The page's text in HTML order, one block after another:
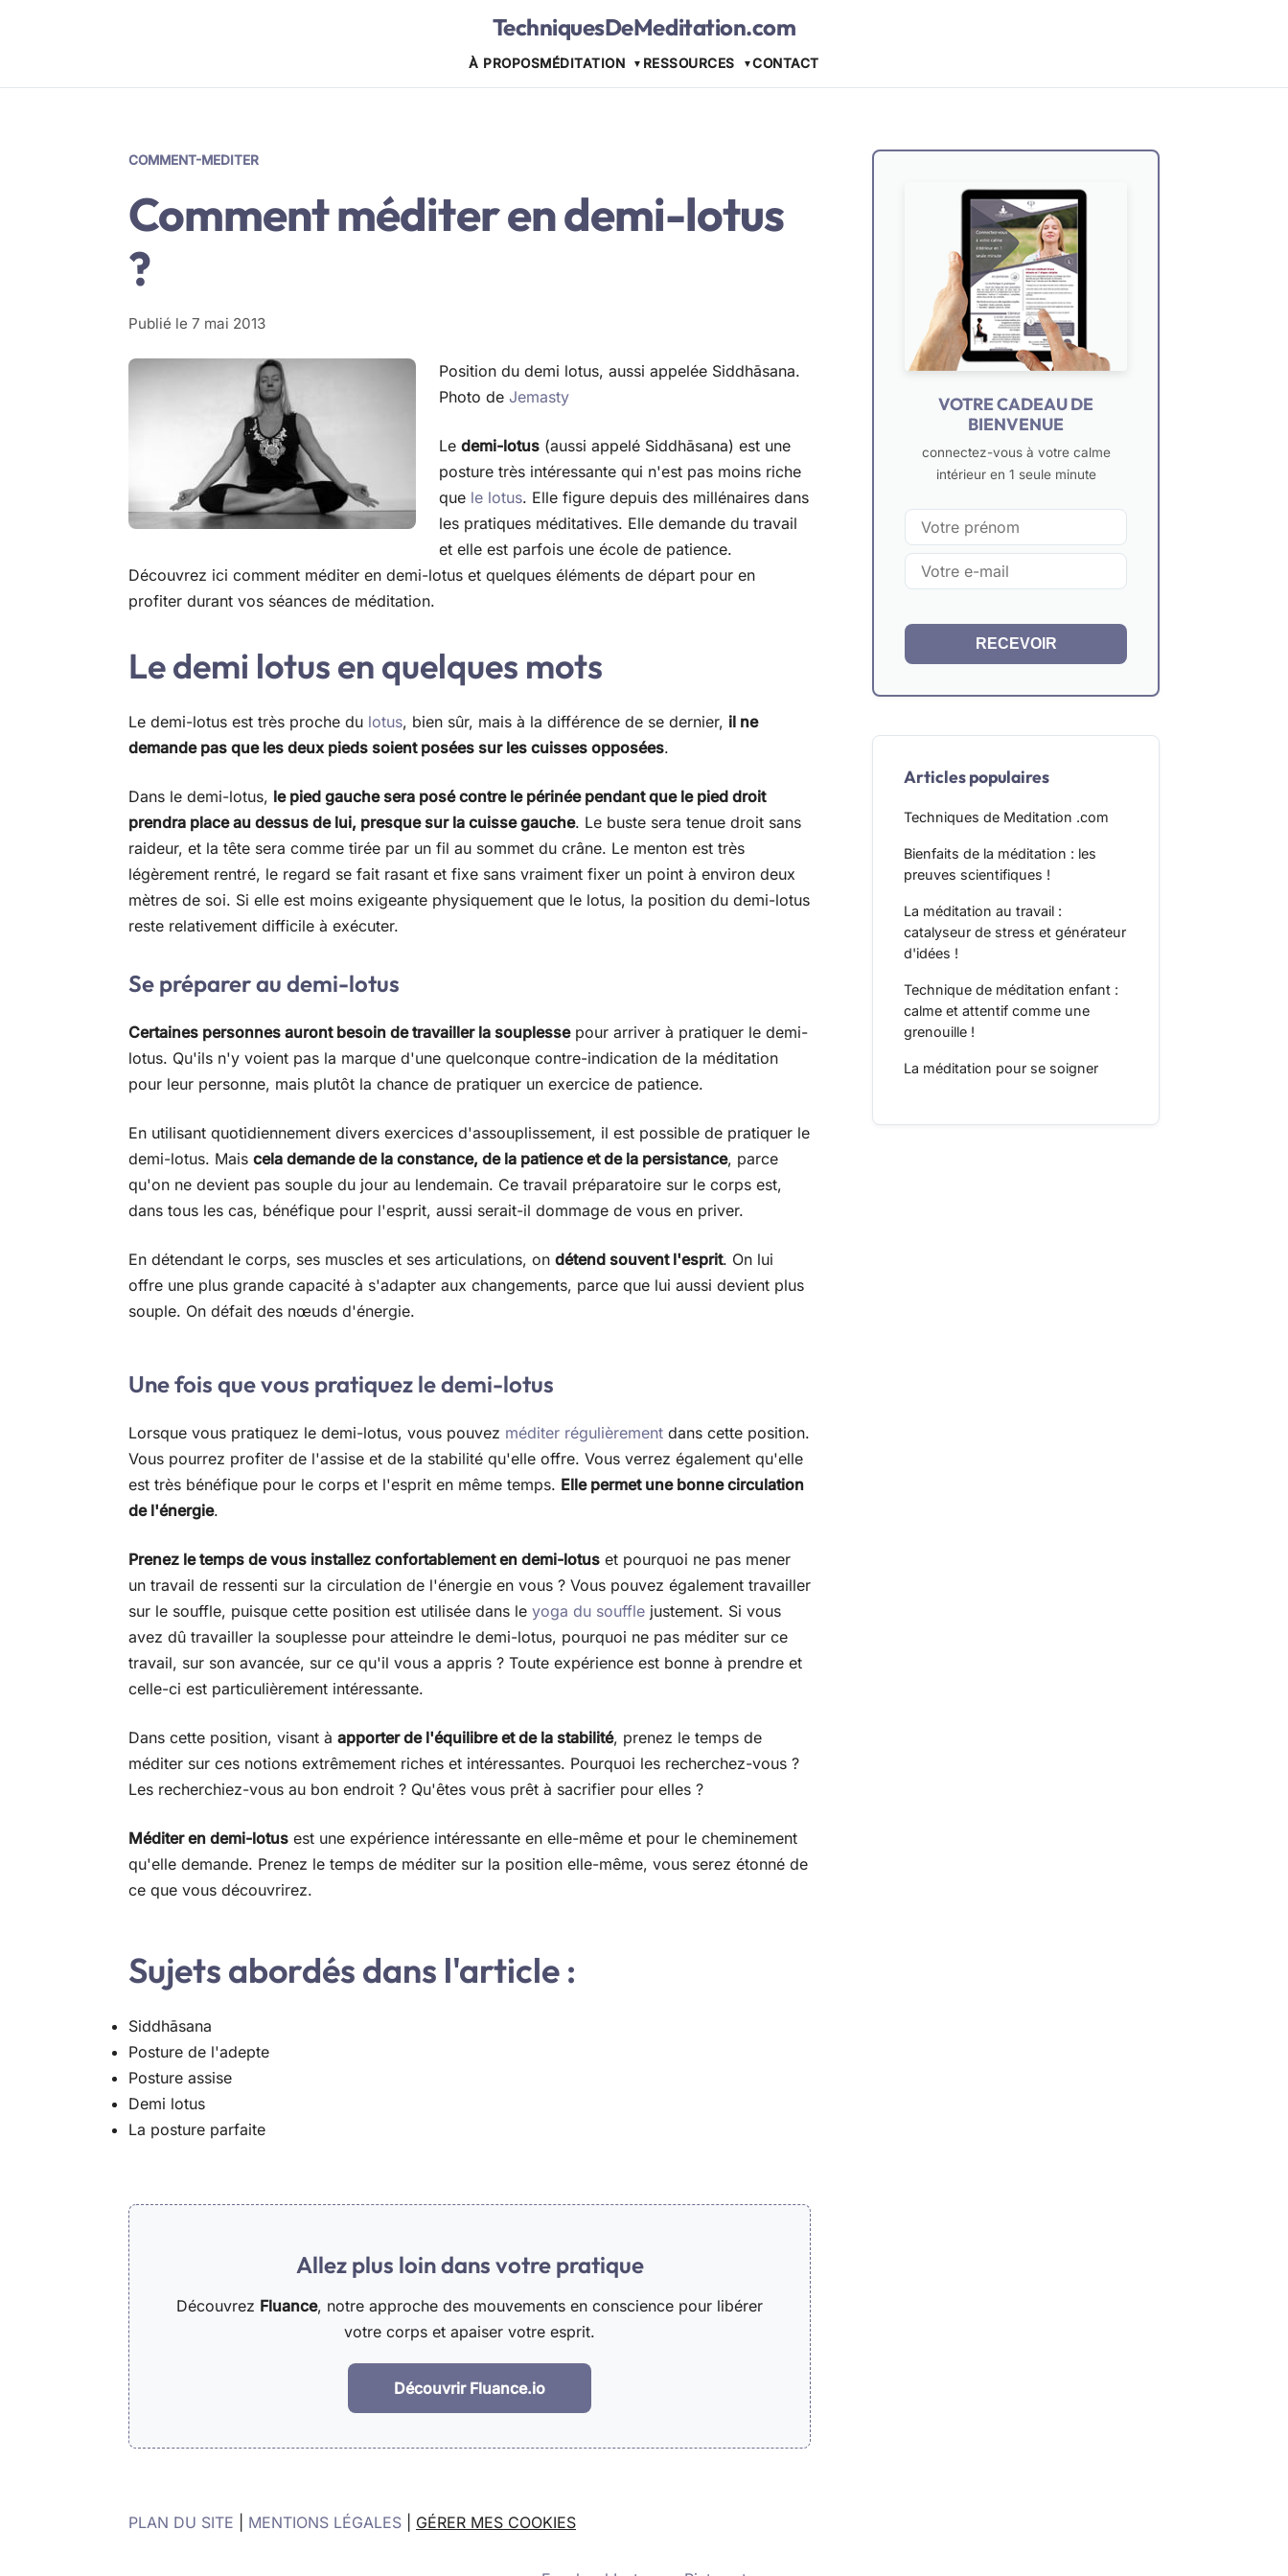
TechniquesDeMeditation.com
À PROPOSMÉDITATION RESSOURCES CONTACT
COMMENT-MEDITER
Comment méditer en demi-lotus
?
Publié le 7 mai 2013
Position du demi lotus, aussi appelée Siddhāsana.
Photo de Jemasty
Le demi-lotus (aussi appelé Siddhāsana) est une
posture très intéressante qui n'est pas moins riche
que le lotus. Elle figure depuis des millénaires dans
les pratiques méditatives. Elle demande du travail
et elle est parfois une école de patience.
Découvrez ici comment méditer en demi-lotus et quelques éléments de départ pour en
profiter durant vos séances de méditation.
Le demi lotus en quelques mots
Le demi-lotus est très proche du lotus, bien sûr, mais à la différence de se dernier, il ne
demande pas que les deux pieds soient posées sur les cuisses opposées.
Dans le demi-lotus, le pied gauche sera posé contre le périnée pendant que le pied droit
prendra place au dessus de lui, presque sur la cuisse gauche. Le buste sera tenue droit sans
raideur, et la tête sera comme tirée par un fil au sommet du crâne. Le menton est très
légèrement rentré, le regard se fait rasant et fixe sans vraiment fixer un point à environ deux
mètres de soi. Si elle est moins exigeante physiquement que le lotus, la position du demi-lotus
reste relativement difficile à exécuter.
Se préparer au demi-lotus
Certaines personnes auront besoin de travailler la souplessepour arriver à pratiquer le demi-
lotus. Qu'ils n'y voient pas la marque d'une quelconque contre-indication de la méditation
pour leur personne, mais plutôt la chance de pratiquer un exercice de patience.
En utilisant quotidiennement divers exercices d'assouplissement, il est possible de pratiquer le
demi-lotus. Mais cela demande de la constance, de la patience et de la persistance, parce
qu'on ne devient pas souple du jour au lendemain. Ce travail préparatoire sur le corps est,
dans tous les cas, bénéfique pour l'esprit, aussi serait-il dommage de vous en priver.
En détendant le corps, ses muscles et ses articulations, on détend souvent l'esprit. On lui
offre une plus grande capacité à s'adapter aux changements, parce que lui aussi devient plus
souple. On défait des nœuds d'énergie.
Une fois que vous pratiquez le demi-lotus
Lorsque vous pratiquez le demi-lotus, vous pouvez méditer régulièrement dans cette position.
Vous pourrez profiter de l'assise et de la stabilité qu'elle offre. Vous verrez également qu'elle
est très bénéfique pour le corps et l'esprit en même temps. Elle permet une bonne circulation
de l'énergie.
Prenez le temps de vous installez confortablement en demi-lotus et pourquoi ne pas mener
un travail de ressenti sur la circulation de l'énergie en vous ? Vous pouvez également travailler
sur le souffle, puisque cette position est utilisée dans le yoga du souffle justement. Si vous
avez dû travailler la souplesse pour atteindre le demi-lotus, pourquoi ne pas méditer sur ce
travail, sur son avancée, sur ce qu'il vous a appris ? Toute expérience est bonne à prendre et
celle-ci est particulièrement intéressante.
Dans cette position, visant à apporter de l'équilibre et de la stabilité, prenez le temps de
méditer sur ces notions extrêmement riches et intéressantes. Pourquoi les recherchez-vous ?
Les recherchiez-vous au bon endroit ? Qu'êtes vous prêt à sacrifier pour elles ?
Méditer en demi-lotus est une expérience intéressante en elle-même et pour le cheminement
qu'elle demande. Prenez le temps de méditer sur la position elle-même, vous serez étonné de
ce que vous découvrirez.
Sujets abordés dans l'article :
Siddhāsana
Posture de l'adepte
Posture assise
Demi lotus
La posture parfaite
Allez plus loin dans votre pratique
Découvrez Fluance, notre approche des mouvements en conscience pour libérer
votre corps et apaiser votre esprit.
Découvrir Fluance.io
VOTRE CADEAU DE
BIENVENUE
connectez-vous à votre calme
intérieur en 1 seule minute
RECEVOIR
Articles populaires
Techniques de Meditation .com
Bienfaits de la méditation : les
preuves scientifiques !
La méditation au travail :
catalyseur de stress et générateur
d'idées !
Technique de méditation enfant :
calme et attentif comme une
grenouille !
La méditation pour se soigner
PLAN DU SITE MENTIONS LÉGALES GÉRER MES COOKIES